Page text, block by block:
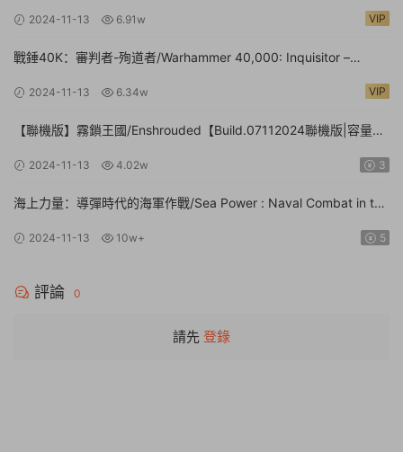
2024-11-13 6.91w VIP
戰錘40K：審判者-殉道者/Warhammer 40,000: Inquisitor –
2024-11-13 6.34w VIP
【聯機版】霧鎖王國/Enshrouded【Build.07112024聯機版|容量
2024-11-13 4.02w 3
海上力量：導彈時代的海軍作戰/Sea Power : Naval Combat in the
鼠标】
2024-11-13 10w+ 5
評論 0
請先 登錄